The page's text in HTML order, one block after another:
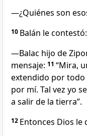
—¿Quiénes son
10 Balán le contestó:
—Balac hijo de
mensaje: 11 “Mira,
extendido por todo
por mí. Tal vez yo
a salir de la tierra”.
12 Entonces Dios le